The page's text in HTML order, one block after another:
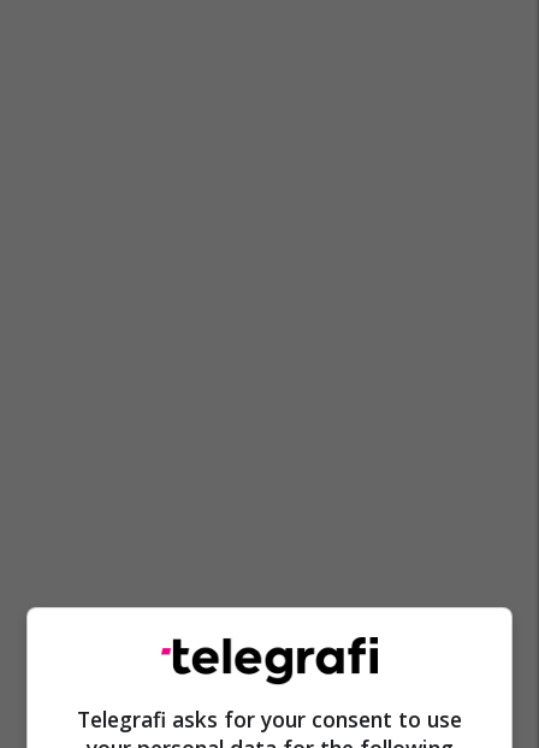
Telegrafi asks for your consent to use